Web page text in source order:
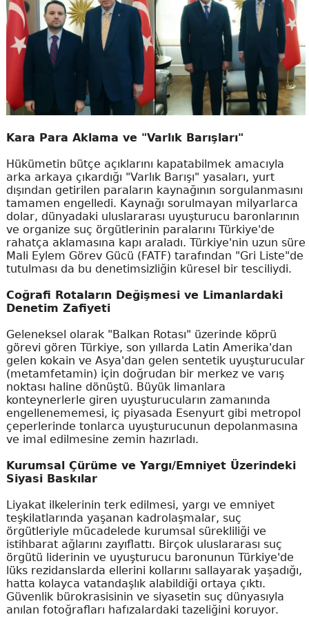
Kara Para Aklama ve "Varlık Barışları"
Hükümetin bütçe açıklarını kapatabilmek amacıyla
arka arkaya çıkardığı "Varlık Barışı" yasaları, yurt
dışından getirilen paraların kaynağının sorgulanmasını
tamamen engelledi. Kaynağı sorulmayan milyarlarca
dolar, dünyadaki uluslararası uyuşturucu baronlarının
ve organize suç örgütlerinin paralarını Türkiye'de
rahatça aklamasına kapı araladı. Türkiye'nin uzun süre
Mali Eylem Görev Gücü (FATF) tarafından "Gri Liste"de
tutulması da bu denetimsizliğin küresel bir tesciliydi.
Coğrafi Rotaların Değişmesi ve Limanlardaki
Denetim Zafiyeti
Geleneksel olarak "Balkan Rotası" üzerinde köprü
görevi gören Türkiye, son yıllarda Latin Amerika'dan
gelen kokain ve Asya'dan gelen sentetik uyuşturucular
(metamfetamin) için doğrudan bir merkez ve varış
noktası haline dönüştü. Büyük limanlara
konteynerlerle giren uyuşturucuların zamanında
engellenememesi, iç piyasada Esenyurt gibi metropol
çeperlerinde tonlarca uyuşturucunun depolanmasına
ve imal edilmesine zemin hazırladı.
Kurumsal Çürüme ve Yargı/Emniyet Üzerindeki
Siyasi Baskılar
Liyakat ilkelerinin terk edilmesi, yargı ve emniyet
teşkilatlarında yaşanan kadrolaşmalar, suç
örgütleriyle mücadelede kurumsal sürekliliği ve
istihbarat ağlarını zayıflattı. Birçok uluslararası suç
örgütü liderinin ve uyuşturucu baronunun Türkiye'de
lüks rezidanslarda ellerini kollarını sallayarak yaşadığı,
hatta kolayca vatandaşlık alabildiği ortaya çıktı.
Güvenlik bürokrasisinin ve siyasetin suç dünyasıyla
anılan fotoğrafları hafızalardaki tazeliğini koruyor.